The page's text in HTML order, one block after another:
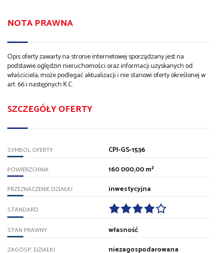
NOTA PRAWNA
Opis oferty zawarty na stronie internetowej sporządzany jest na
podstawie oględzin nieruchomości oraz informacji uzyskanych od
właściciela, może podlegać aktualizacji i nie stanowi oferty określonej w
art. 66 i następnych K.C.
SZCZEGÓŁY OFERTY
SYMBOL OFERTY CPI-GS-1536
POWIERZCHNIA 160 000,00 m²
PRZEZNACZENIE DZIAŁKI inwestycyjna
STANDARD
STAN PRAWNY własność
ZAGOSP. DZIAŁKI niezagospodarowana